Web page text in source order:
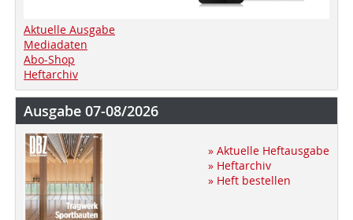
Aktuelle Ausgabe
Mediadaten
Abo-Shop
Heftarchiv
Ausgabe 07-08/2026
» Aktuelle Heftausgabe
» Heftarchiv
» Heft bestellen